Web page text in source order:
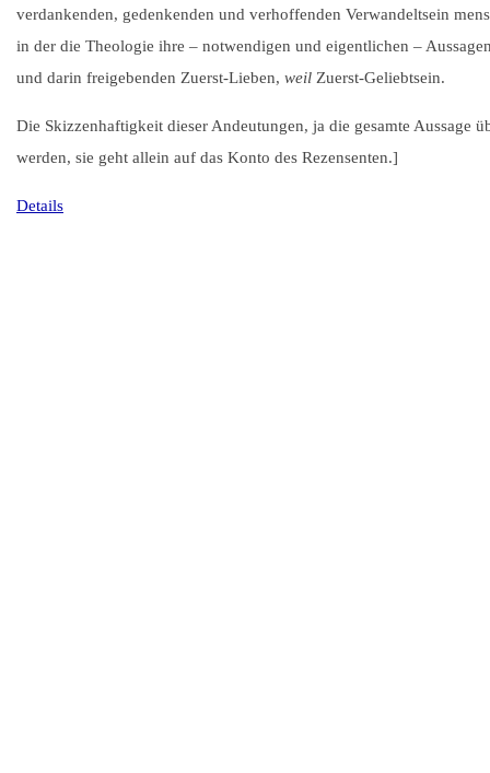
verdankenden, gedenkenden und verhoffenden Verwandeltsein
in der die Theologie ihre – notwendigen und eigentlichen –
und darin freigebenden Zuerst-Lieben, weil Zuerst-Geliebtsein.
Die Skizzenhaftigkeit dieser Andeutungen, ja die gesamte Aussage
werden, sie geht allein auf das Konto des Rezensenten.]
Details